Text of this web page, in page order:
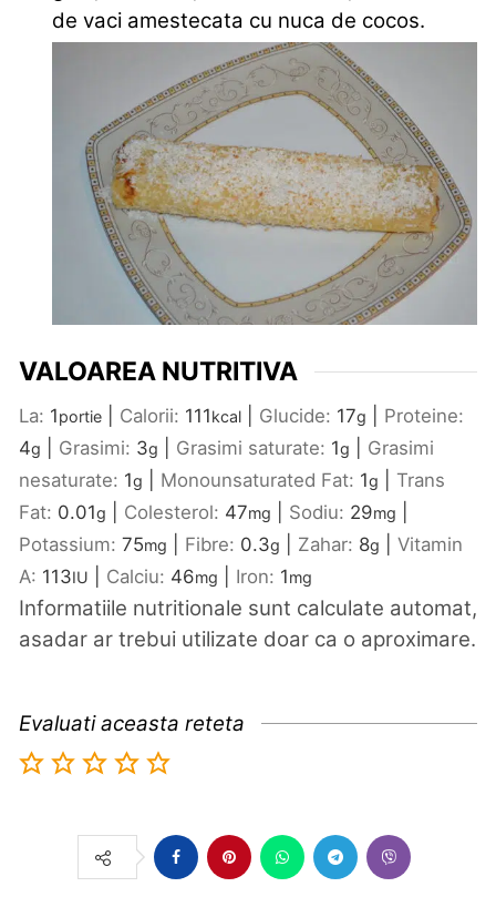
de vaci amestecata cu nuca de cocos.
VALOAREA NUTRITIVA
La: 1portie Calorii: 111kcal Glucide: 17g
Proteine:
4g Grasimi: 3g Grasimi saturate: 1g
Grasimi
nesaturate: 1g Monounsaturated Fat: 1g
Trans
Fat: 0.01g Colesterol: 47mg Sodiu: 29mg
Potassium: 75mg Fibre: 0.3g Zahar: 8g
Vitamin
A: 113IU Calciu: 46mg Iron: 1mg
Informatiile nutritionale sunt calculate automat,
asadar ar trebui utilizate doar ca o aproximare.
Evaluati aceasta reteta